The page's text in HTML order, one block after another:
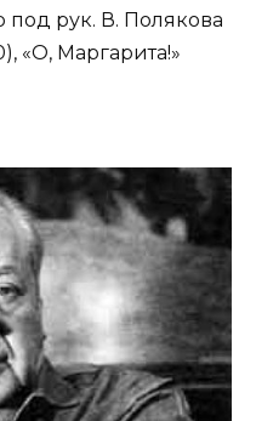
под рук. В. Полякова
«О, Маргарита!»